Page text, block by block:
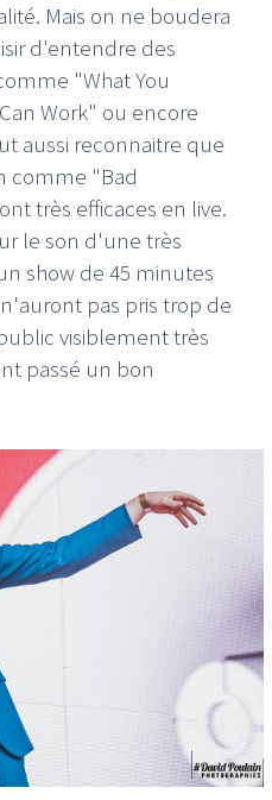
Mais on ne boudera
d'entendre des
"What You
Work" ou encore
aussi reconnaitre que
comme "Bad
très efficaces en live.
le son d'une très
show de 45 minutes
pas pris trop de
visiblement très
passé un bon